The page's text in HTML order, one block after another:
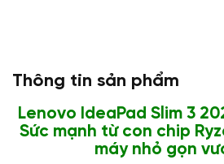
Thông tin sản phẩm
Lenovo IdeaPad Slim 3
Sức mạnh từ con chip
máy nhỏ gọn